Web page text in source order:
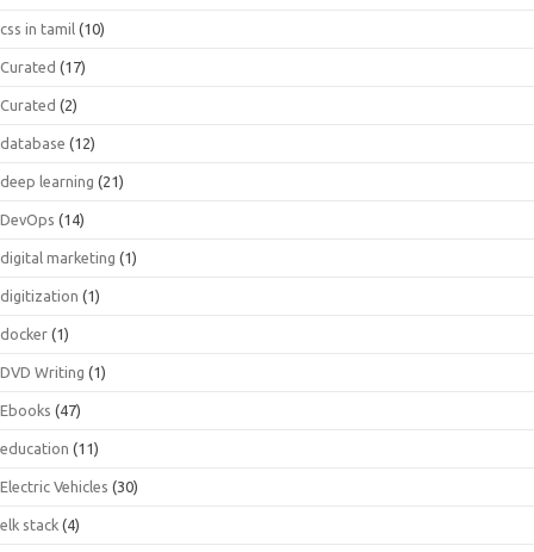
css in tamil (10)
Curated (17)
Curated (2)
database (12)
deep learning (21)
DevOps (14)
digital marketing (1)
digitization (1)
docker (1)
DVD Writing (1)
Ebooks (47)
education (11)
Electric Vehicles (30)
elk stack (4)